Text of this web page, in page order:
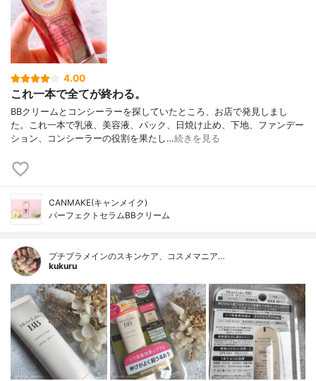
4.00
これ一本で全てが終わる。
BBクリームとコンシーラーを探していたところ、お店で発見しまし
た。これ一本で乳液、美容液、パック、日焼け止め、下地、ファンデー
ション、コンシーラーの役割を果たし…続きを見る
CANMAKE(キャンメイク)
パーフェクトセラムBBクリーム
プチプラメインのスキンケア、コスメマニア…
kukuru